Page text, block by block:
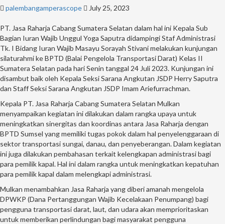
palembangamperascope July 25, 2023
PT. Jasa Raharja Cabang Sumatera Selatan dalam hal ini Kepala Sub
Bagian Iuran Wajib Unggul Yoga Saputra didampingi Staf Administrasi
Tk. I Bidang Iuran Wajib Masayu Sorayah Stivani melakukan kunjungan
silaturahmi ke BPTD (Balai Pengelola Transportasi Darat) Kelas II
Sumatera Selatan pada hari Senin tanggal 24 Juli 2023. Kunjungan ini
disambut baik oleh Kepala Seksi Sarana Angkutan JSDP Herry Saputra
dan Staff Seksi Sarana Angkutan JSDP Imam Ariefurrachman.
Kepala PT. Jasa Raharja Cabang Sumatera Selatan Mulkan
menyampaikan kegiatan ini dilakukan dalam rangka upaya untuk
meningkatkan sinergitas dan koordinas antara Jasa Raharja dengan
BPTD Sumsel yang memiliki tugas pokok dalam hal penyelenggaraan di
sektor transportasi sungai, danau, dan penyeberangan. Dalam kegiatan
ini juga dilakukan pembahasan terkait kelengkapan administrasi bagi
para pemilik kapal. Hal ini dalam rangka untuk meningkatkan kepatuhan
para pemilik kapal dalam melengkapi administrasi.
Mulkan menambahkan Jasa Raharja yang diberi amanah mengelola
DPWKP (Dana Pertanggungan Wajib Kecelakaan Penumpang) bagi
pengguna transportasi darat, laut, dan udara akan memprioritaskan
untuk memberikan perlindungan bagi masyarakat pengguna